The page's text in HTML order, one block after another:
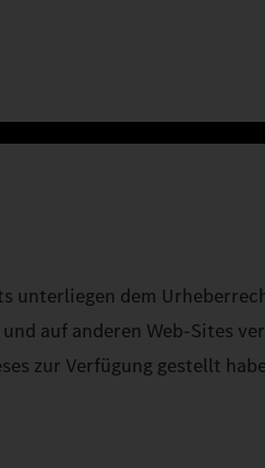
unterliegen dem
auf anderen Web-Sites
zur Verfügung gestellt